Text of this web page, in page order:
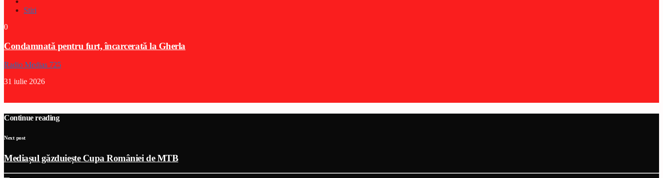
Stiri
0
Condamnată pentru furt, încarcerată la Gherla
Radio Medias 725
31 iulie 2026
Continue reading
Next post
Mediașul găzduiește Cupa României de MTB